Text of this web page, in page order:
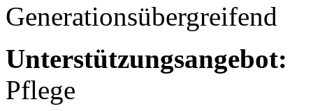
Generationsübergreifend
Unterstützungsangebot:
Pflege